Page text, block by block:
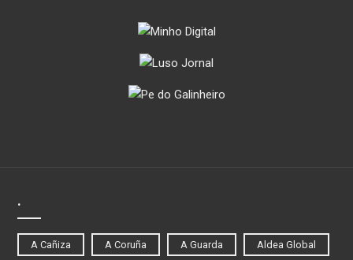
.
A Cañiza A Coruña A Guarda Aldea Global